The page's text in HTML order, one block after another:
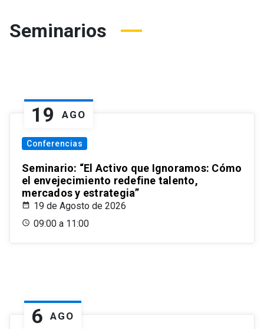
Seminarios
19 AGO
Conferencias
Seminario: “El Activo que Ignoramos: Cómo
el envejecimiento redefine talento,
mercados y estrategia”
19 de Agosto de 2026
09:00 a 11:00
6 AGO